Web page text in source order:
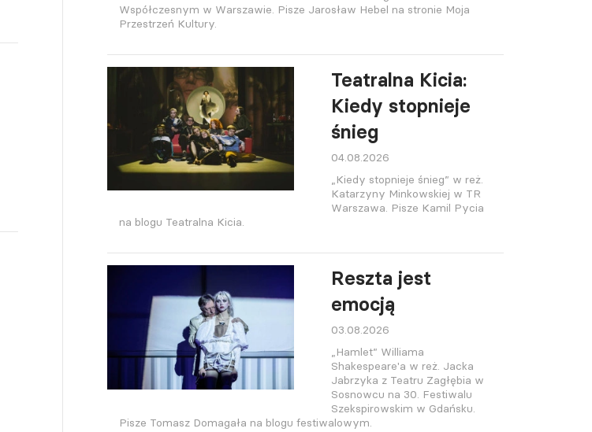
Współczesnym w Warszawie. Pisze Jarosław Hebel na stronie Moja
Przestrzeń Kultury.
Teatralna Kicia:
Kiedy stopnieje
śnieg
04.08.2026
„Kiedy stopnieje śnieg” w reż.
Katarzyny Minkowskiej w TR
Warszawa. Pisze Kamil Pycia
na blogu Teatralna Kicia.
Reszta jest
emocją
03.08.2026
„Hamlet” Williama
Shakespeare'a w reż. Jacka
Jabrzyka z Teatru Zagłębia w
Sosnowcu na 30. Festiwalu
Szekspirowskim w Gdańsku.
Pisze Tomasz Domagała na blogu festiwalowym.